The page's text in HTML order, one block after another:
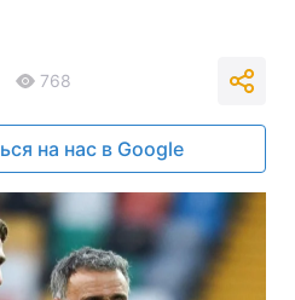
768
на нас в Google